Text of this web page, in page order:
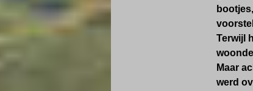
Terwijl
Maar
werd